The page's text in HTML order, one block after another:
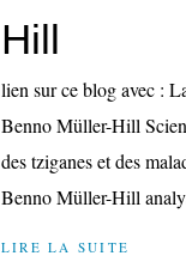
Hill
lien sur ce blog avec :
Benno Müller-Hill
des tziganes et des
Benno Müller-Hill
LIRE LA SUITE